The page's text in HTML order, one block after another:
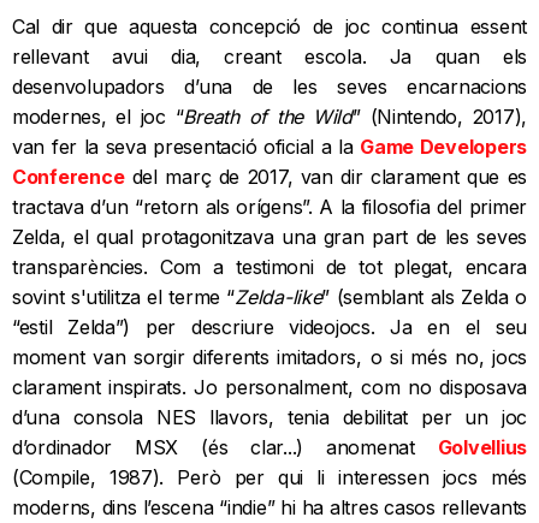
Cal dir que aquesta concepció de joc continua essent
rellevant avui dia, creant escola. Ja quan els
desenvolupadors d’una de les seves encarnacions
modernes, el joc “Breath of the Wild” (Nintendo, 2017),
van fer la seva presentació oficial a la Game Developers
Conferencedel març de 2017, van dir clarament que es
tractava d’un “retorn als orígens”. A la filosofia del primer
Zelda, el qual protagonitzava una gran part de les seves
transparències. Com a testimoni de tot plegat, encara
sovint s'utilitza el terme “Zelda-like” (semblant als Zelda o
“estil Zelda”) per descriure videojocs. Ja en el seu
moment van sorgir diferents imitadors, o si més no, jocs
clarament inspirats. Jo personalment, com no disposava
d’una consola NES llavors, tenia debilitat per un joc
d’ordinador MSX (és clar...) anomenat Golvellius
(Compile, 1987). Però per qui li interessen jocs més
moderns, dins l’escena “indie” hi ha altres casos rellevants